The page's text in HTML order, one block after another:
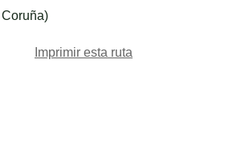
Imprimir esta ruta